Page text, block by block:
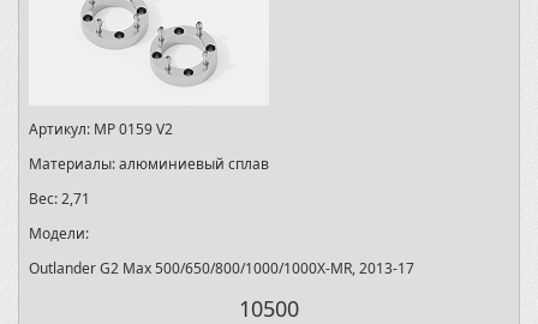
Артикул: MP 0159 V2
Материалы:алюминиевый сплав
Вес:2,71
Модели:
Outlander G2 Max 500/650/800/1000/1000X-MR, 2013-17
10500